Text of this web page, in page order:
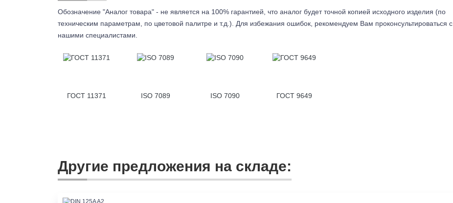
Обозначение "Аналог товара" - не является на 100% гарантией, что аналог будет точной копией исходного изделия (по
техническим параметрам, по цветовой палитре и т.д.). Для избежания ошибок, рекомендуем Вам проконсультироваться с
нашими специалистами.
ГОСТ 11371 ISO 7089 ISO 7090 ГОСТ 9649
Другие предложения на складе: